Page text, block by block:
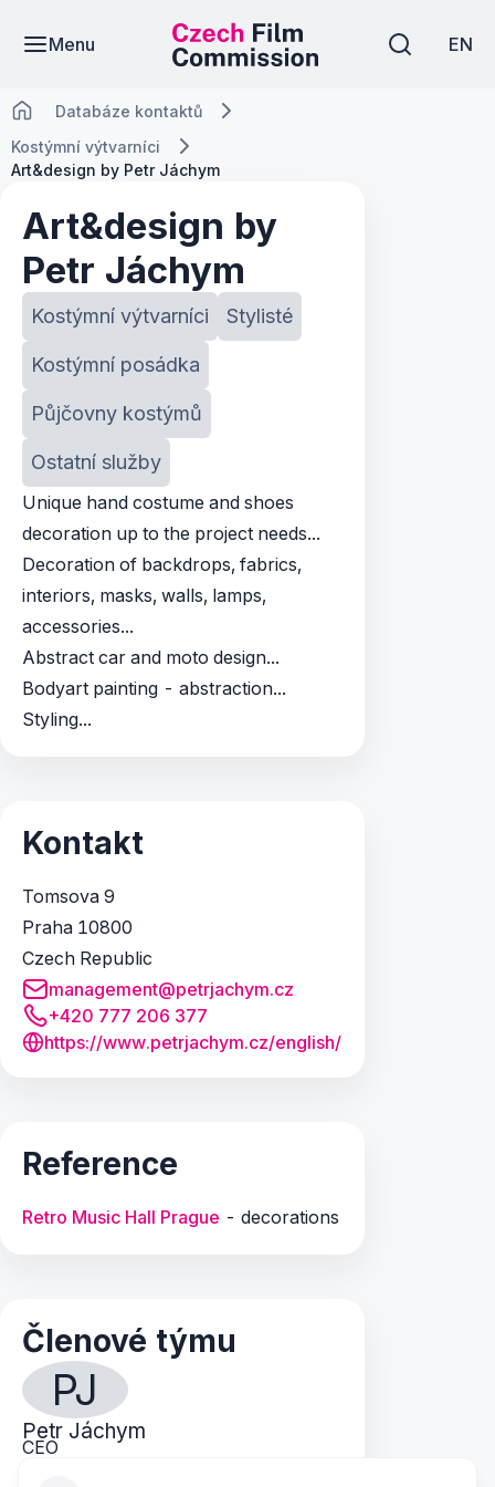
Menu EN
Databáze kontaktů
Kostýmní výtvarníci
Art&design by Petr Jáchym
Art&design by
Petr Jáchym
Kostýmní výtvarníci Stylisté
Kostýmní posádka
Půjčovny kostýmů
Ostatní služby
Unique hand costume and shoes
decoration up to the project needs...
Decoration of backdrops, fabrics,
interiors, masks, walls, lamps,
accessories...
Abstract car and moto design...
Bodyart painting - abstraction...
Styling...
Kontakt
Tomsova 9
Praha 10800
Czech Republic
management@petrjachym.cz
+420 777 206 377
https://www.petrjachym.cz/english/
Reference
Retro Music Hall Prague - decorations
Členové týmu
PJ
Petr Jáchym
CEO